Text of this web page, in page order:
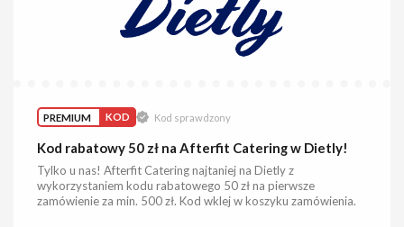
PREMIUM KOD Kod sprawdzony
Kod rabatowy 50 zł na Afterfit Catering w Dietly!
Tylko u nas! Afterfit Catering najtaniej na Dietly z
wykorzystaniem kodu rabatowego 50 zł na pierwsze
zamówienie za min. 500 zł. Kod wklej w koszyku zamówienia.